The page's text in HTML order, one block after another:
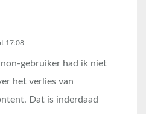
17:08
non-gebruiker had ik niet
het verlies van
Dat is inderdaad